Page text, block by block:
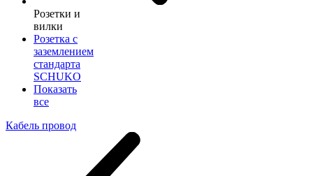
Розетки и
вилки
Розетка с
заземлением
стандарта
SCHUKO
Показать
все
Кабель провод